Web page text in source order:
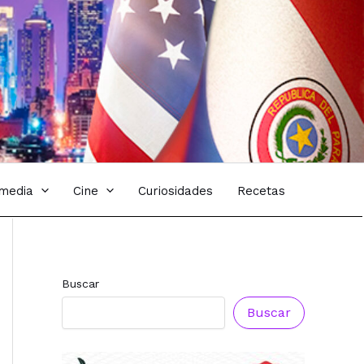
Cine Curiosidades Recetas
Buscar
Buscar